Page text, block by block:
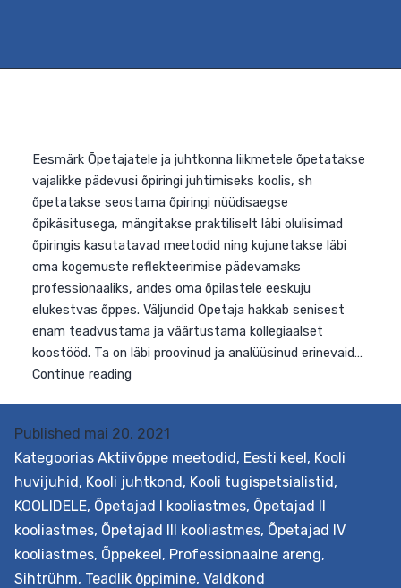
Eesmärk Aidatakse suurendada õppejõududevahelist
sügavat professionaalset koostööd, andes osalejatele
teadmisi ja kogemusi õppejõududele suunatud õpiringi
olemusest ja kasutatavatest meetoditest selle
loomisel ja läbiviimisel. Väljundid Õpetaja hakkab
enam teadvustama ja väärtustama kollegiaalset
koostööd. Ta on läbi proovinud ja analüüsinud erinevaid
Continue reading
Õpiringi
juhtimine
kõrgkooli
õppejõudude
koostöö
toetamiseks
Published mai 20, 2021
Kategoorias Aktiivõppe meetodid, Eesti keel, Kooli
huvijuhid, Kooli juhtkond, Kooli tugispetsialistid,
KOOLIDELE, Õpetajad I kooliastmes, Õpetajad II
kooliastmes, Õpetajad III kooliastmes, Õpetajad IV
kooliastmes, Õppekeel, Professionaalne areng,
Sihtrühm, Teadlik õppimine, Valdkond